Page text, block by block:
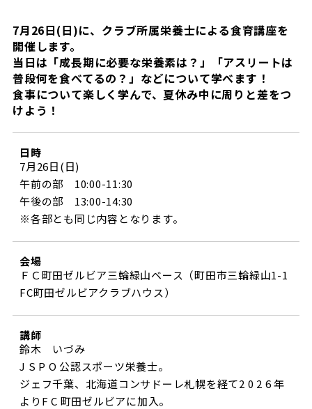
グッズ
メディア
ホームタウン活動
アカデミー
スクール
その他
チケット購入手順
チケット販売スケジュール
️スタジアムを知る
スタジアムアクセス
スタジアムマップ
観戦方法を知る
スタジアム観戦ガイド
ビジターサポーターの皆様へ
車イスでの観戦
試合運営管理規程
ＦＣ町田ゼルビアについて
選手・スタッフ紹介
ファンになるトップ
ファンクラブ
クラブゼルビスタへの入会
シーズンシート
ＦＣ町田ゼルビアをサポート
トレーニングの見学・ファンサービス
ＦＣ町田ゼルビアカレンダー
グッズを買う
グッズを買うトップ
ユニフォーム
ホームタウントップ
ゼルビアアシスト募集
ゼルビアアシスト協賛企業一覧
ゼルナビ
ゼル塾
ＦＣ町田ゼルビアスポーツクラブ
ＦＣ町田ゼルビアアカデミー
ゼルビアフットサルパーク
パートナー
パートナートップ
お問い合わせ利用規約肖像権・ロゴについて
7月26日(日)に、クラブ所属栄養士による食育講座を
開催します。
当日は「成長期に必要な栄養素は？」「アスリートは
普段何を食べてるの？」などについて学べます！
食事について楽しく学んで、夏休み中に周りと差をつ
けよう！
日時
7月26日(日)
午前の部 10:00-11:30
午後の部 13:00-14:30
※各部とも同じ内容となります。
会場
ＦＣ町田ゼルビア三輪緑山ベース（町田市三輪緑山1-1
FC町田ゼルビアクラブハウス）
講師
鈴木 いづみ
J S P O 公認スポーツ栄養士。
ジェフ千葉、北海道コンサドーレ札幌を経て2 0 2 6 年
よりF C 町田ゼルビアに加入。